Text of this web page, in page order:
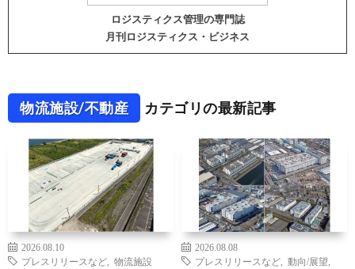
ロジスティクス管理の専門誌
月刊ロジスティクス・ビジネス
物流施設/不動産 カテゴリの最新記事
2026.08.10
プレスリリースなど
物流施設
2026.08.08
プレスリリースなど
動向/展望